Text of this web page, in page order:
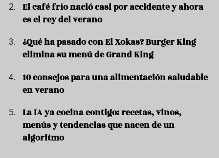
El café frío nació casi por accidente y ahora
es el rey del verano
¿Qué ha pasado con El Xokas? Burger King
elimina su menú de Grand King
10 consejos para una alimentación saludable
en verano
La IA ya cocina contigo: recetas, vinos,
menús y tendencias que nacen de un
algoritmo